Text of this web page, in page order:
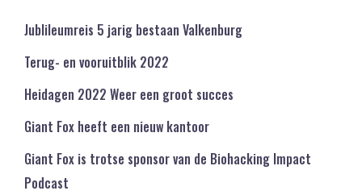
Jublileumreis 5 jarig bestaan Valkenburg
Terug- en vooruitblik 2022
Heidagen 2022 Weer een groot succes
Giant Fox heeft een nieuw kantoor
Giant Fox is trotse sponsor van de Biohacking Impact
Podcast